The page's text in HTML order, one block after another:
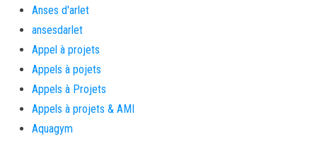
Anses d'arlet
ansesdarlet
Appel à projets
Appels à pojets
Appels à Projets
Appels à projets & AMI
Aquagym